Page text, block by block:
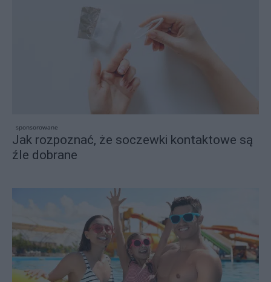
sponsorowane
Jak rozpoznać, że soczewki kontaktowe są
źle dobrane